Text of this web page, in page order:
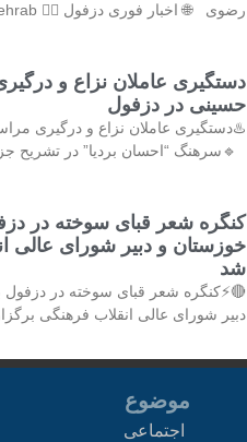
رضوی 🌐 اخبار فوری دزفول 👇🏻 eitaa.com/Dezmehrab
دستگیری عاملان نزاع و
حسینی در دزفول
♨️دستگیری عاملان نزاع و درگیری
🔹سرهنگ “احسان بردیا” در تشریح
کنگره شعر قبای سوخته در
خوزستان و دبیر شورای عالی
شد
🔴⚡کنگره شعر قبای سوخته در دزفول
دبیر شورای عالی انقلاب فرهنگی
موضوع
اجتماعی